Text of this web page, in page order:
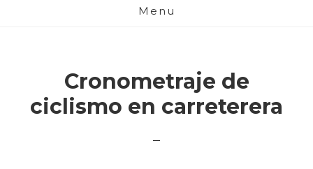
Menu
Cronometraje de
ciclismo en carreterera